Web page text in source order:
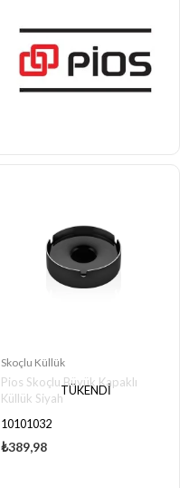
TÜKENDI
Skoçlu Küllük
Pios Skoçlu Büyük Kapaklı
Küllük Siyah
10101032
₺389,98